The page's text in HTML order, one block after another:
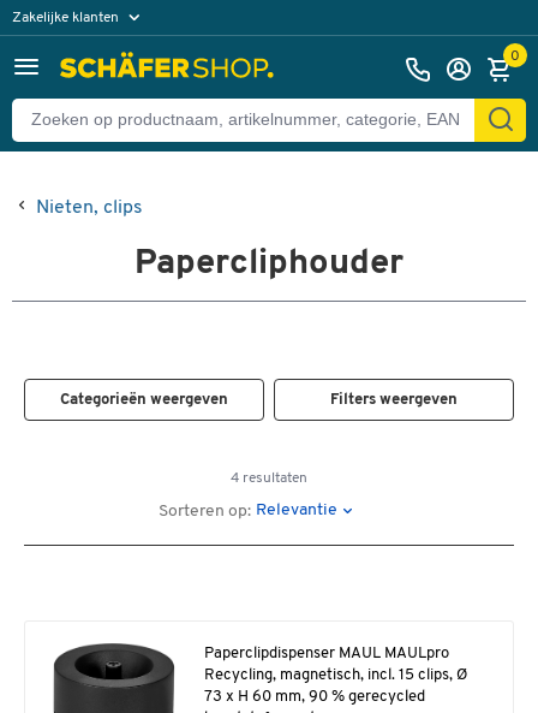
Zakelijke klanten
Particuliere klanten 0
Nieten, clips
Papercliphouder
Categorieën weergeven Filters weergeven
4 resultaten
Sorteren op: Relevantie
Paperclipdispenser MAUL MAULpro
Recycling, magnetisch, incl. 15 clips, Ø
73 x H 60 mm, 90 % gerecycled